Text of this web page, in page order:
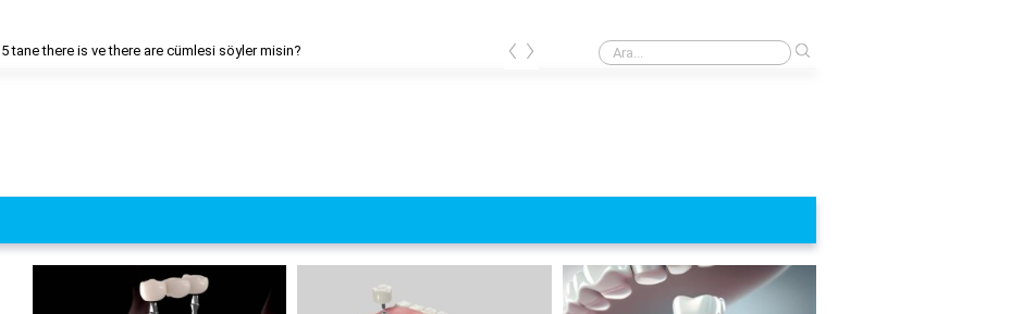
5 tane there is ve there are cümlesi söyler misin? 5 tane there is ve there are cümlesi söyler misin?
‹ ›